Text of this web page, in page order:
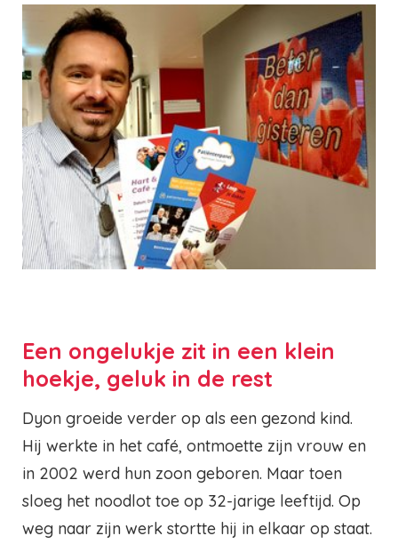
Een ongelukje zit in een klein
hoekje, geluk in de rest
Dyon groeide verder op als een gezond kind.
Hij werkte in het café, ontmoette zijn vrouw en
in 2002 werd hun zoon geboren. Maar toen
sloeg het noodlot toe op 32-jarige leeftijd. Op
weg naar zijn werk stortte hij in elkaar op staat.